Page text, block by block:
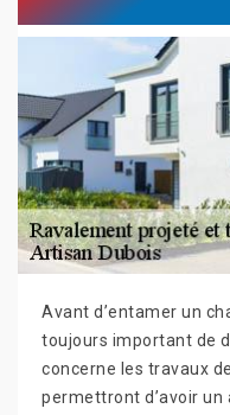
Avant d’entamer un
toujours important de
concerne les travaux
permettront d’avoir un